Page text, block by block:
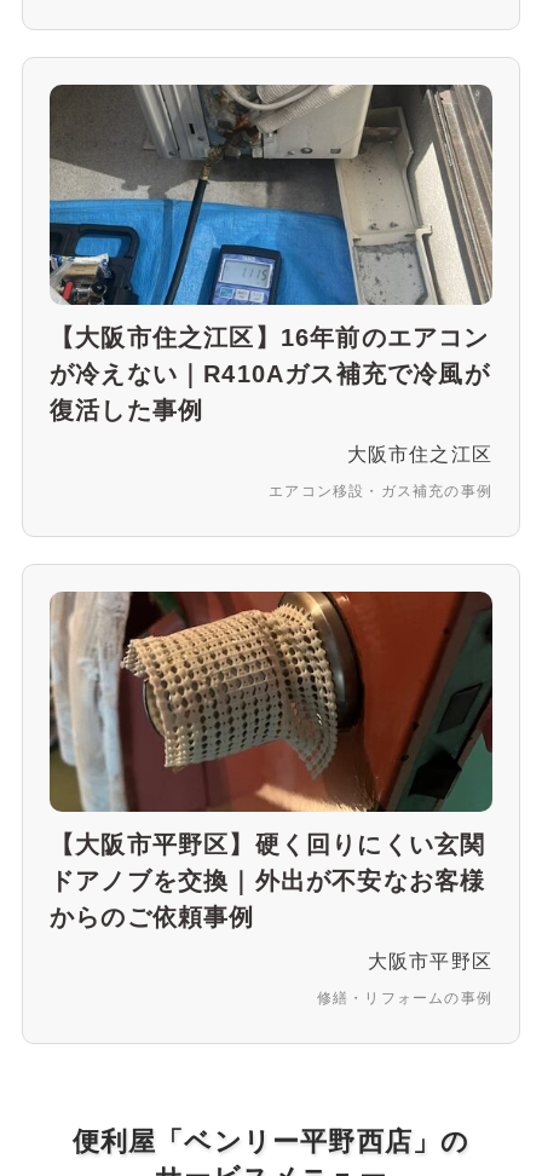
【大阪市住之江区】16年前のエアコン
が冷えない｜R410Aガス補充で冷風が
復活した事例
大阪市住之江区
エアコン移設・ガス補充の事例
【大阪市平野区】硬く回りにくい玄関
ドアノブを交換｜外出が不安なお客様
からのご依頼事例
大阪市平野区
修繕・リフォームの事例
便利屋「ベンリー平野西店」の